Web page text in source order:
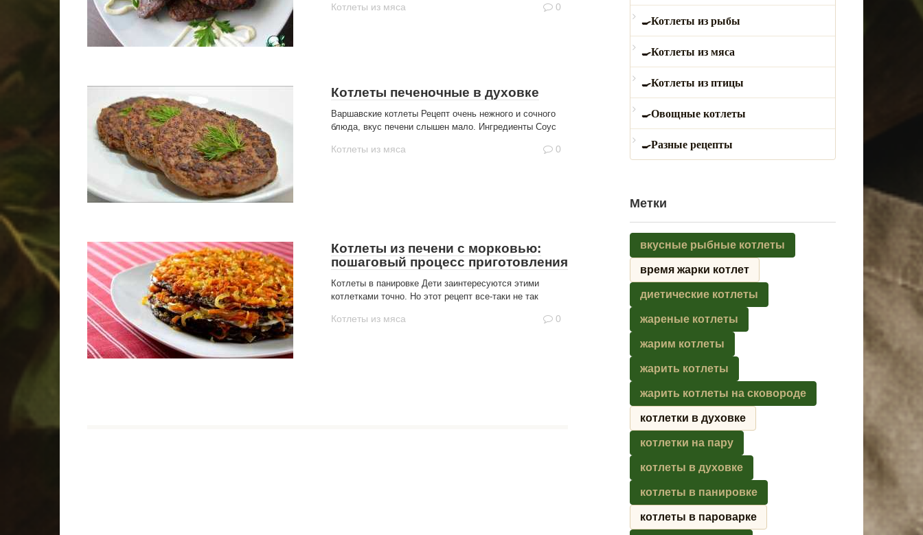
Котлеты из мяса 0
Котлеты печеночные в духовке
Варшавские котлеты Рецепт очень нежного и сочного
блюда, вкус печени слышен мало. Ингредиенты Соус
Котлеты из мяса 0
Котлеты из печени с морковью:
пошаговый процесс приготовления
Котлеты в панировке Дети заинтересуются этими
котлетками точно. Но этот рецепт все-таки не так
Котлеты из мяса 0
Котлеты из рыбы
Котлеты из мяса
Котлеты из птицы
Овощные котлеты
Разные рецепты
Метки
вкусные рыбные котлеты
время жарки котлет
диетические котлеты
жареные котлеты
жарим котлеты
жарить котлеты
жарить котлеты на сковороде
котлетки в духовке
котлетки на пару
котлеты в духовке
котлеты в панировке
котлеты в пароварке